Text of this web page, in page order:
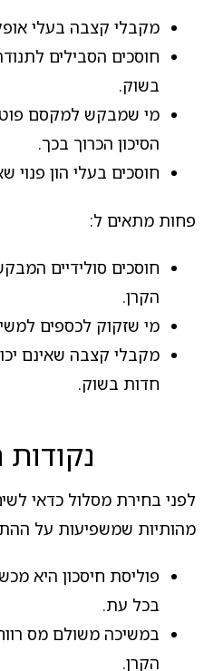
מקבלי קצבה בעלי
חוסכים הסבילים
בשוק.
מי שמבקש למקסם
הסיכון הכרוך בכך.
חוסכים בעלי הון פנוי
פחות מתאים ל:
חוסכים סולידיים
הקרן.
מי שזקוק לכספים
מקבלי קצבה שאינם
חדות בשוק.
לפני בחירת מסלול כדאי
מהותיות שמשפיעות על
פוליסת חיסכון היא
בכל עת.
במשיכה משולם מס
הקרן.